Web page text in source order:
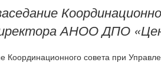
АНОО ДПО
Координационного совета при